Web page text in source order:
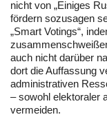
nicht von „Einiges
fördern sozusagen
„Smart Votings“,
auch nicht darüber
dort die Auffassung
administrativen
– sowohl elektoraler
vermeiden.